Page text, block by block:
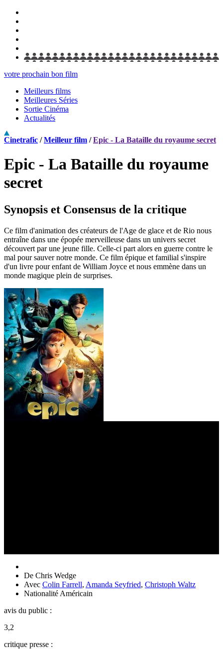
votre prochain bon film
Meilleurs films
Meilleures Séries
Sortie Cinéma
Actualités
Cinetrafic /Meilleur film /Epic - La Bataille du royaume secret
Epic - La Bataille du royaume
secret
Synopsis et Consensus de la critique
Ce film d'animation des créateurs de l'Age de glace et de Rio nous
entraîne dans une épopée merveilleuse dans un univers secret
découvert par une jeune fille. Celle-ci part alors en guerre contre le
mal pour sauver notre monde. Ce film épique et familial s'inspire
d'un livre pour enfant de William Joyce et nous emmène dans un
monde magique plein de surprises.
De Chris Wedge
Avec Colin Farrell, Amanda Seyfried, Christoph Waltz
Nationalité Américain
avis du public :
3,2
critique presse :